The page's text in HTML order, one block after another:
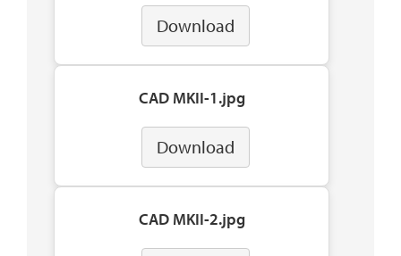
Download
CAD MKII-1.jpg
Download
CAD MKII-2.jpg